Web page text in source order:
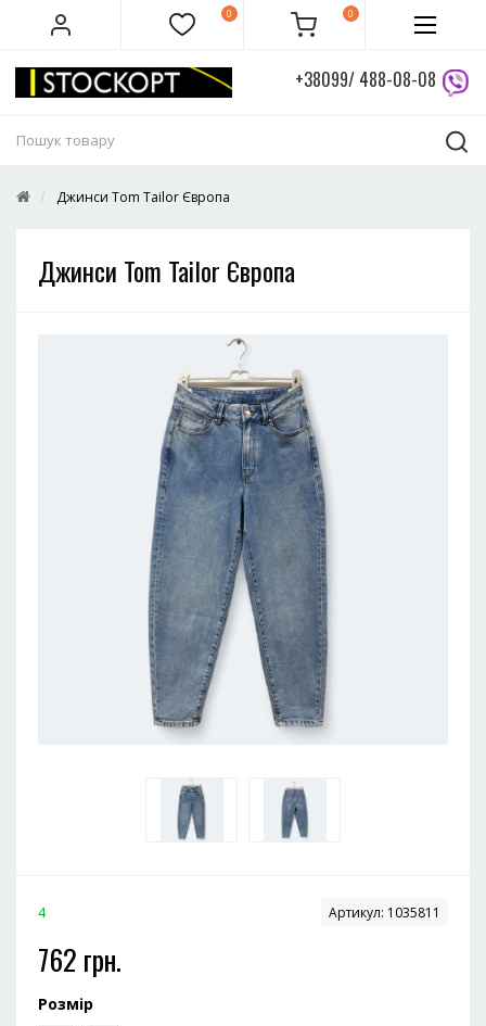
0 0
+38099/ 488-08-08
Джинси Tom Tailor Європа
Джинси Tom Tailor Європа
4 Артикул: 1035811
762 грн.
Розмір